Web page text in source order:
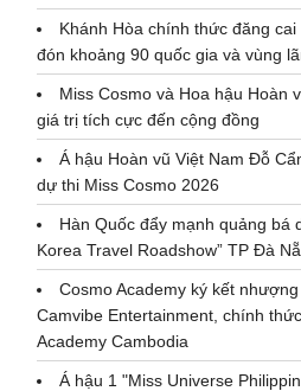
Khánh Hòa chính thức đăng
đón khoảng 90 quốc gia và vùng
Miss Cosmo và Hoa hậu Hoàn
giá trị tích cực đến cộng đồng
Á hậu Hoàn vũ Việt Nam Đỗ
dự thi Miss Cosmo 2026
Hàn Quốc đẩy mạnh quảng bá
Korea Travel Roadshow” TP Đà
Cosmo Academy ký kết
Camvibe Entertainment, chính
Academy Cambodia
Á hậu 1 "Miss Universe